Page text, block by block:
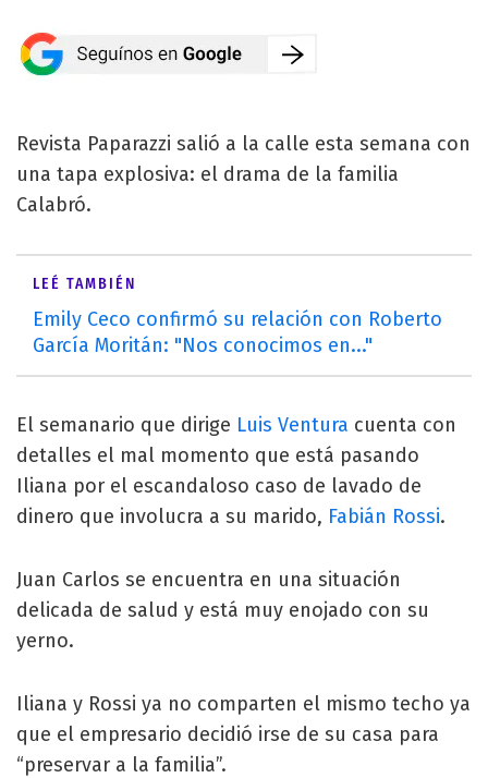
Revista Paparazzi salió a la calle esta semana con
una tapa explosiva: el drama de la familia
Calabró.
LEÉ TAMBIÉN
Emily Ceco confirmó su relación con Roberto
García Moritán: "Nos conocimos en..."
El semanario que dirige Luis Ventura cuenta con
detalles el mal momento que está pasando
Iliana por el escandaloso caso de lavado de
dinero que involucra a su marido, Fabián Rossi.
Juan Carlos se encuentra en una situación
delicada de salud y está muy enojado con su
yerno.
Iliana y Rossi ya no comparten el mismo techo ya
que el empresario decidió irse de su casa para
“preservar a la familia”.